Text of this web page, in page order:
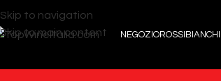
Skip to navigation
Skip to main content
NEGOZIOROSSI BIANCHI